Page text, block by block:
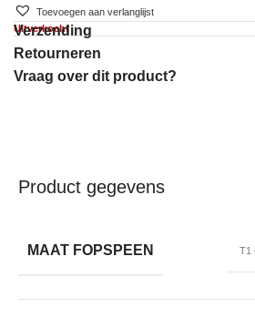
Toevoegen aan verlanglijst
Uitverkocht
Verzending
Retourneren
Vraag over dit product?
Product gegevens
MAAT FOPSPEEN T1